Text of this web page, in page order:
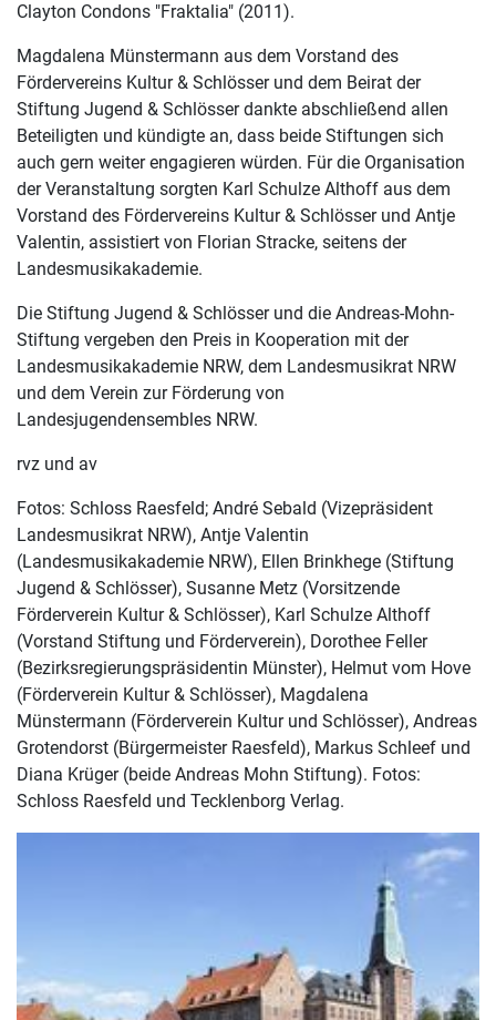
Clayton Condons "Fraktalia" (2011).
Magdalena Münstermann aus dem Vorstand des
Fördervereins Kultur & Schlösser und dem Beirat der
Stiftung Jugend & Schlösser dankte abschließend allen
Beteiligten und kündigte an, dass beide Stiftungen sich
auch gern weiter engagieren würden. Für die Organisation
der Veranstaltung sorgten Karl Schulze Althoff aus dem
Vorstand des Fördervereins Kultur & Schlösser und Antje
Valentin, assistiert von Florian Stracke, seitens der
Landesmusikakademie.
Die Stiftung Jugend & Schlösser und die Andreas-Mohn-
Stiftung vergeben den Preis in Kooperation mit der
Landesmusikakademie NRW, dem Landesmusikrat NRW
und dem Verein zur Förderung von
Landesjugendensembles NRW.
rvz und av
Fotos: Schloss Raesfeld; André Sebald (Vizepräsident
Landesmusikrat NRW), Antje Valentin
(Landesmusikakademie NRW), Ellen Brinkhege (Stiftung
Jugend & Schlösser), Susanne Metz (Vorsitzende
Förderverein Kultur & Schlösser), Karl Schulze Althoff
(Vorstand Stiftung und Förderverein), Dorothee Feller
(Bezirksregierungspräsidentin Münster), Helmut vom Hove
(Förderverein Kultur & Schlösser), Magdalena
Münstermann (Förderverein Kultur und Schlösser), Andreas
Grotendorst (Bürgermeister Raesfeld), Markus Schleef und
Diana Krüger (beide Andreas Mohn Stiftung). Fotos:
Schloss Raesfeld und Tecklenborg Verlag.